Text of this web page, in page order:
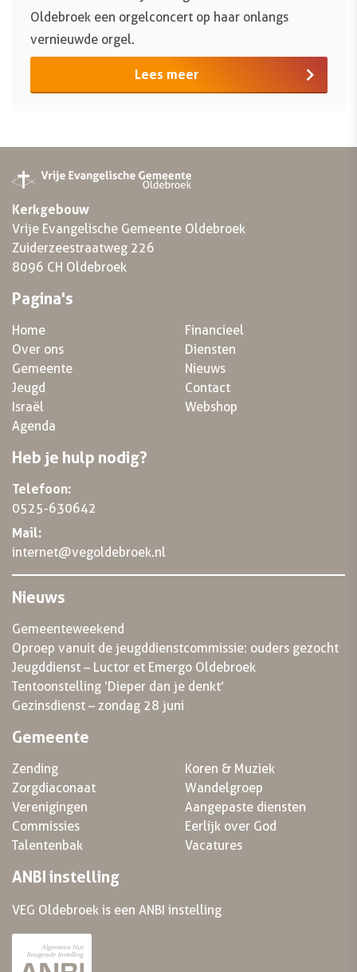
Oldebroek een orgelconcert op haar onlangs
vernieuwde orgel.
Lees meer
Kerkgebouw
Vrije Evangelische Gemeente Oldebroek
Zuiderzeestraatweg 226
8096 CH Oldebroek
Pagina's
Home
Over ons
Gemeente
Jeugd
Israël
Agenda
Financieel
Diensten
Nieuws
Contact
Webshop
Heb je hulp nodig?
Telefoon:
0525-630642
Mail:
internet@vegoldebroek.nl
Nieuws
Gemeenteweekend
Oproep vanuit de jeugddienstcommissie: ouders gezocht
Jeugddienst – Luctor et Emergo Oldebroek
Tentoonstelling ‘Dieper dan je denkt’
Gezinsdienst – zondag 28 juni
Gemeente
Zending
Zorgdiaconaat
Verenigingen
Commissies
Talentenbak
Koren & Muziek
Wandelgroep
Aangepaste diensten
Eerlijk over God
Vacatures
ANBI instelling
VEG Oldebroek is een ANBI instelling